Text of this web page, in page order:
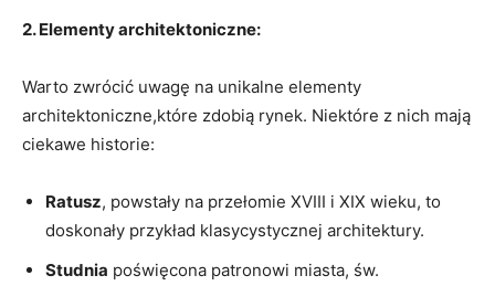
2. Elementy architektoniczne:
Warto zwrócić uwagę na unikalne elementy
architektoniczne,które zdobią rynek. Niektóre z nich mają
ciekawe historie:
Ratusz, powstały na przełomie XVIII i XIX wieku, to
doskonały przykład klasycystycznej architektury.
Studnia poświęcona patronowi miasta, św.